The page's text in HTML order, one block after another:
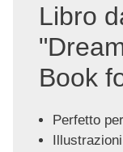
Libro
Book
Perfetto